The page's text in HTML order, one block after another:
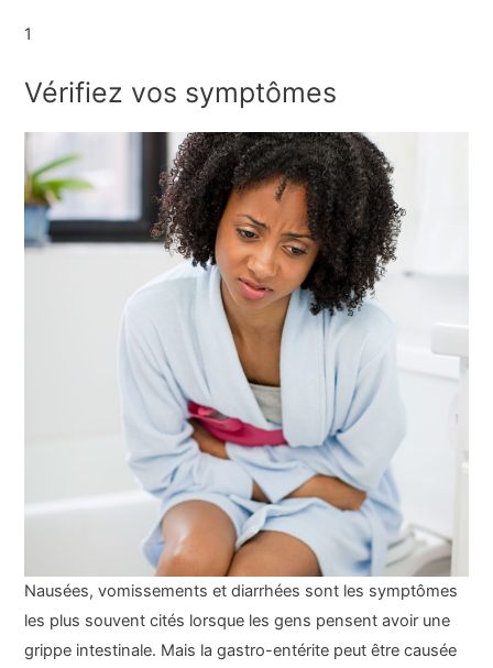
1
Vérifiez vos symptômes
Nausées, vomissements et diarrhées sont les symptômes
les plus souvent cités lorsque les gens pensent avoir une
grippe intestinale. Mais la gastro-entérite peut être causée